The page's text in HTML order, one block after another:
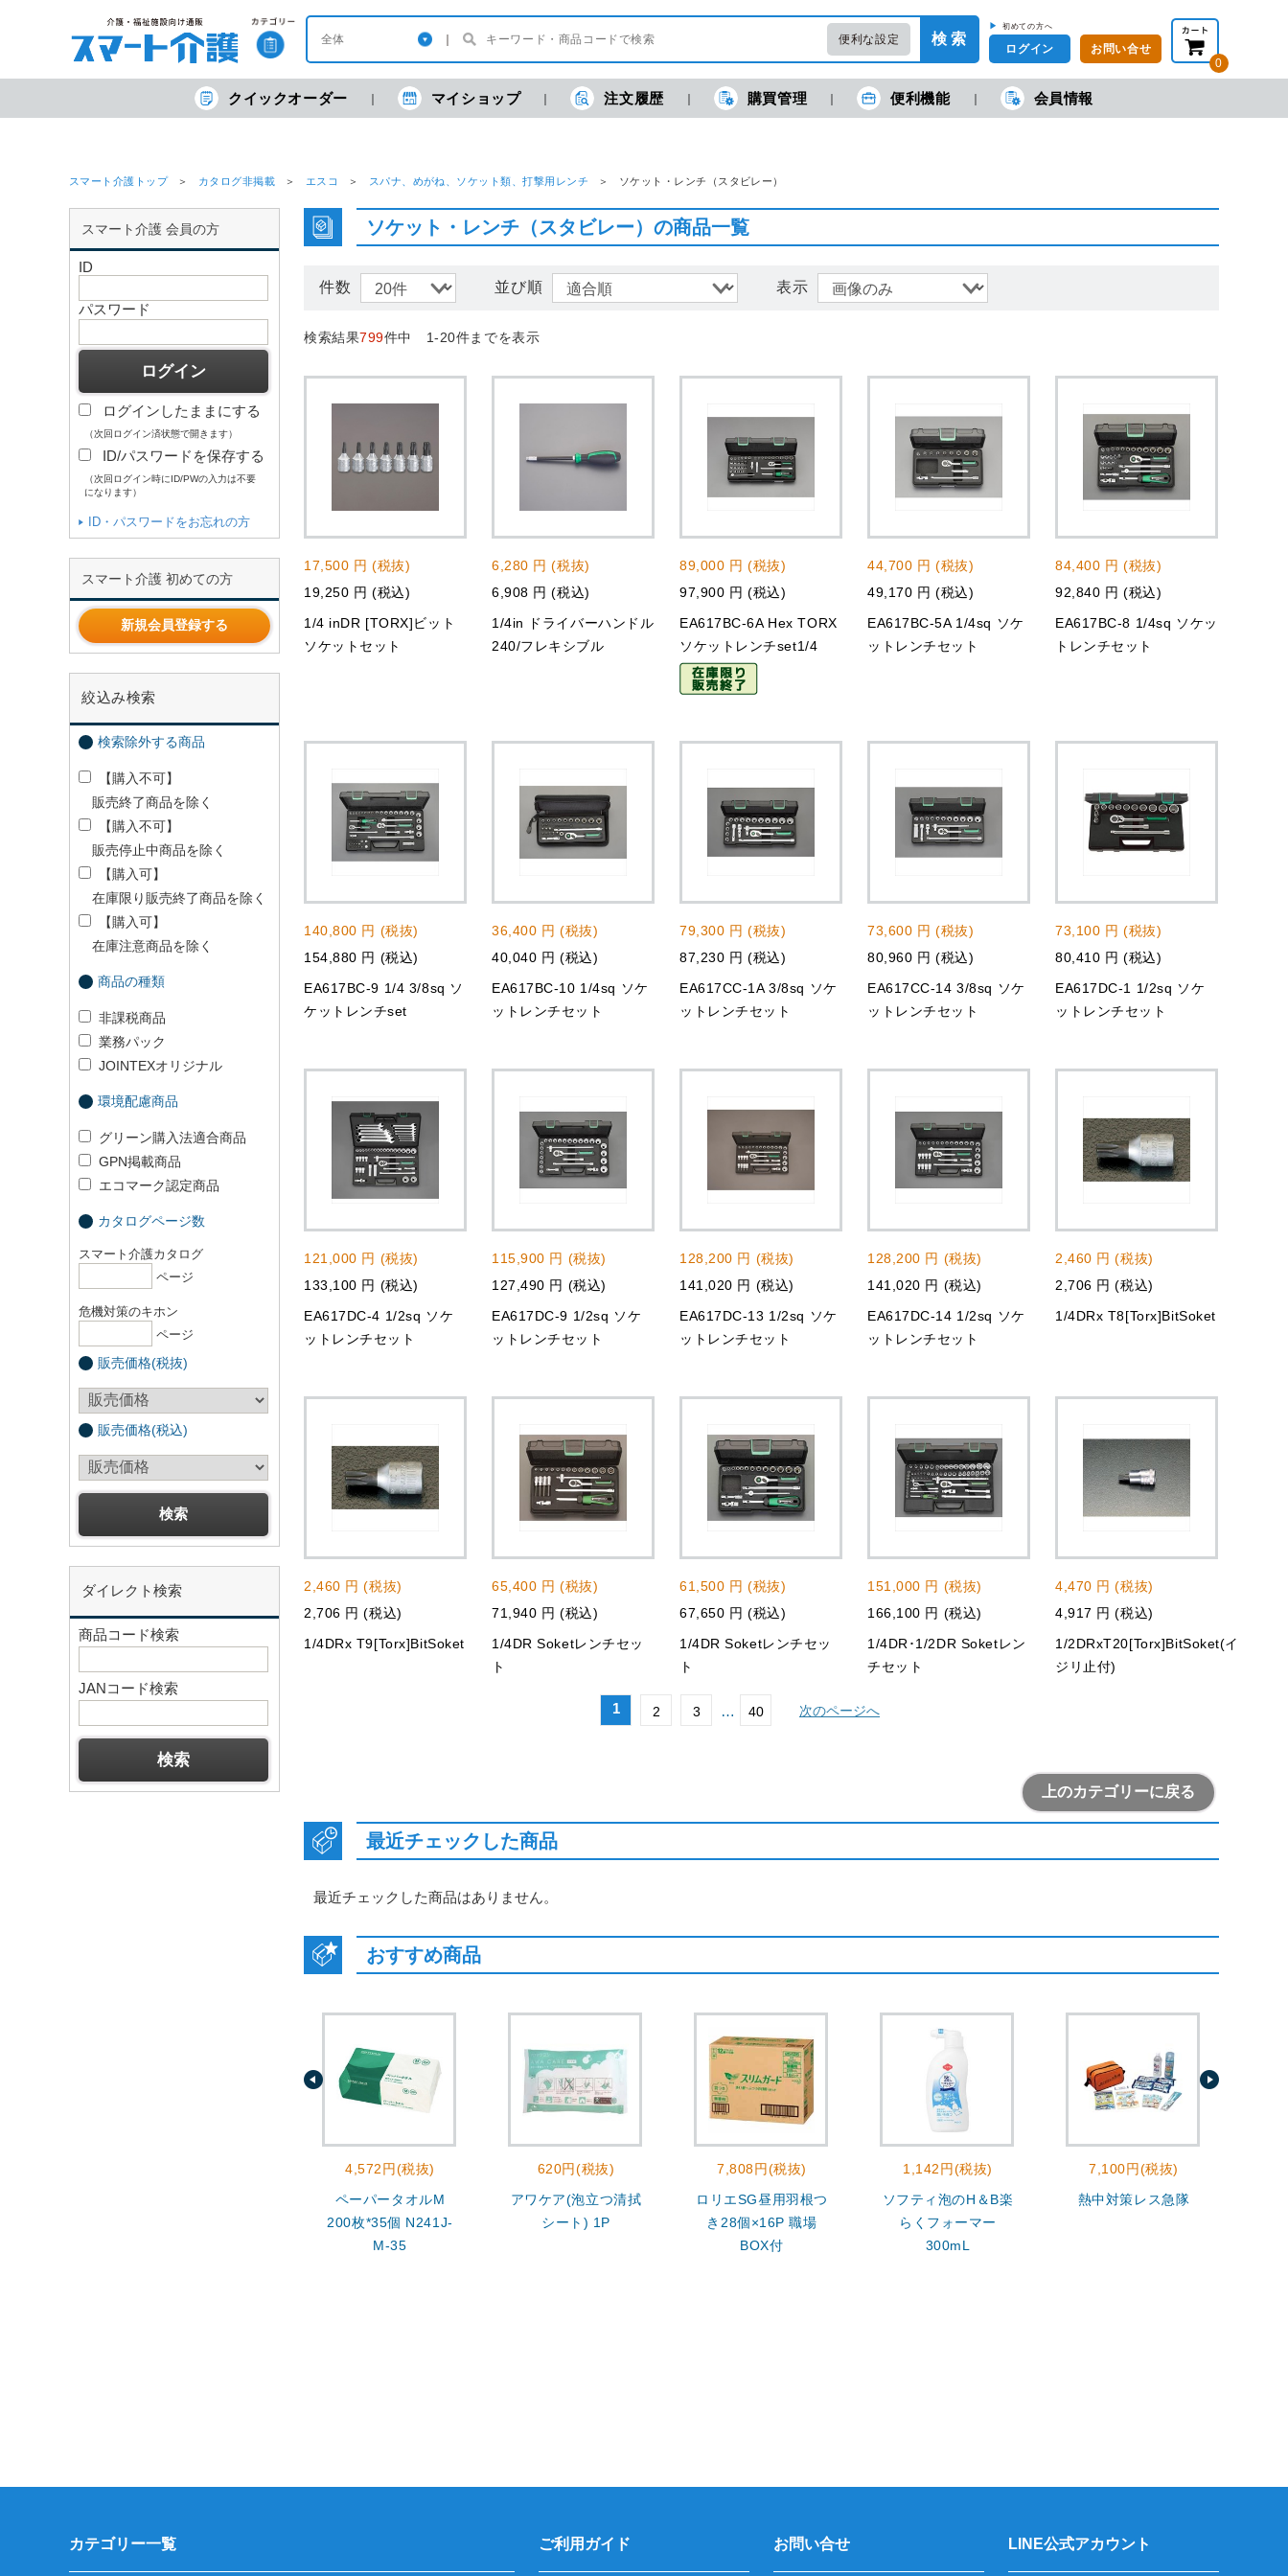
便利な設定 検 索
▶ 初めての方へ
ログイン
お問い合せ
0
現在の金額合計： 円 (税抜) 円(税込)
クイックオーダー マイショップ 注文履歴 購買管理 便利機能 会員情報
スマート介護トップ カタログ非掲載 エスコ スパナ、めがね、ソケット類、打撃用レンチ ソケット・レンチ（スタビレー）
スマート介護 会員の方
ID
パスワード
ログインしたままにする
（次回ログイン済状態で開きます）
ID/パスワードを保存する
（次回ログイン時にID/PWの入力は不要
になります）
ID・パスワードをお忘れの方
スマート介護 初めての方
新規会員登録する
絞込み検索
検索除外する商品
【購入不可】
販売終了商品を除く
【購入不可】
販売停止中商品を除く
【購入可】
在庫限り販売終了商品を除く
【購入可】
在庫注意商品を除く
商品の種類
非課税商品
業務パック
JOINTEXオリジナル
環境配慮商品
グリーン購入法適合商品
GPN掲載商品
エコマーク認定商品
カタログページ数
スマート介護カタログ
ページ
危機対策のキホン
ページ
販売価格(税抜)
販売価格(税込)
ダイレクト検索
商品コード検索
JANコード検索
ソケット・レンチ（スタビレー）の商品一覧
件数 並び順 表示
検索結果799件中 1-20件までを表示
17,500 円 (税抜)
19,250 円 (税込)
1/4 inDR [TORX]ビット
ソケットセット
6,280 円 (税抜)
6,908 円 (税込)
1/4in ドライバーハンドル
240/フレキシブル
89,000 円 (税抜)
97,900 円 (税込)
EA617BC-6A Hex TORX
ソケットレンチset1/4
44,700 円 (税抜)
49,170 円 (税込)
EA617BC-5A 1/4sq ソケ
ットレンチセット
84,400 円 (税抜)
92,840 円 (税込)
EA617BC-8 1/4sq ソケッ
トレンチセット
140,800 円 (税抜)
154,880 円 (税込)
EA617BC-9 1/4 3/8sq ソ
ケットレンチset
36,400 円 (税抜)
40,040 円 (税込)
EA617BC-10 1/4sq ソケ
ットレンチセット
79,300 円 (税抜)
87,230 円 (税込)
EA617CC-1A 3/8sq ソケ
ットレンチセット
73,600 円 (税抜)
80,960 円 (税込)
EA617CC-14 3/8sq ソケ
ットレンチセット
73,100 円 (税抜)
80,410 円 (税込)
EA617DC-1 1/2sq ソケ
ットレンチセット
121,000 円 (税抜)
133,100 円 (税込)
EA617DC-4 1/2sq ソケ
ットレンチセット
115,900 円 (税抜)
127,490 円 (税込)
EA617DC-9 1/2sq ソケ
ットレンチセット
128,200 円 (税抜)
141,020 円 (税込)
EA617DC-13 1/2sq ソケ
ットレンチセット
128,200 円 (税抜)
141,020 円 (税込)
EA617DC-14 1/2sq ソケ
ットレンチセット
2,460 円 (税抜)
2,706 円 (税込)
1/4DRx T8[Torx]BitSoket
2,460 円 (税抜)
2,706 円 (税込)
1/4DRx T9[Torx]BitSoket
65,400 円 (税抜)
71,940 円 (税込)
1/4DR Soketレンチセッ
ト
61,500 円 (税抜)
67,650 円 (税込)
1/4DR Soketレンチセッ
ト
151,000 円 (税抜)
166,100 円 (税込)
1/4DR･1/2DR Soketレン
チセット
4,470 円 (税抜)
4,917 円 (税込)
1/2DRxT20[Torx]BitSoket(イ
ジリ止付)
1 2 3 … 40 次のページへ
上のカテゴリーに戻る
最近チェックした商品
最近チェックした商品はありません。
おすすめ商品
4,572円(税抜)
ペーパータオルM
200枚*35個 N241J-
M-35
620円(税抜)
アワケア(泡立つ清拭
シート) 1P
7,808円(税抜)
ロリエSG昼用羽根つ
き28個×16P 職場
BOX付
1,142円(税抜)
ソフティ泡のH＆B楽
らくフォーマー
300mL
7,100円(税抜)
熱中対策レス急隊
カテゴリー一覧 ご利用ガイド お問い合せ LINE公式アカウント